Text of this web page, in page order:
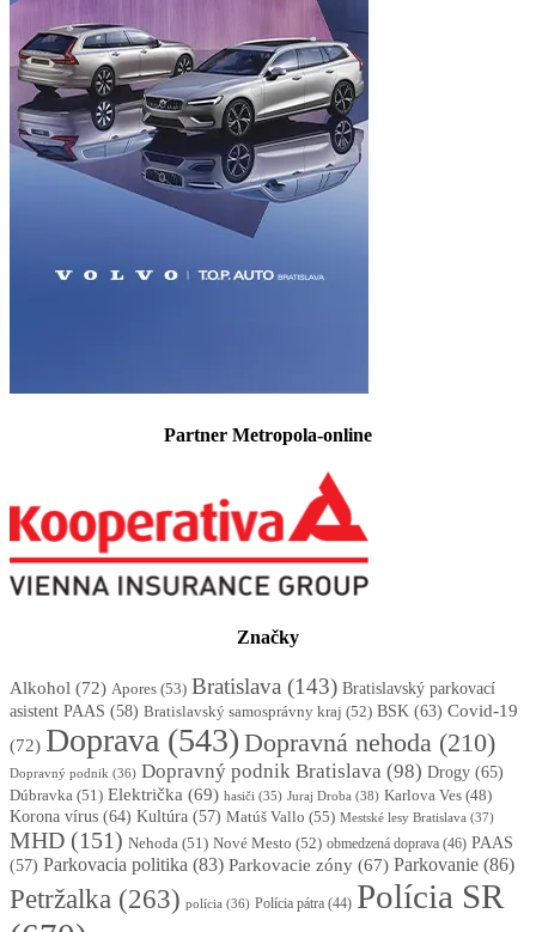
Partner Metropola-online
Značky
Alkohol (72) Apores (53) Bratislava (143) Bratislavský parkovací
asistent PAAS (58) Bratislavský samosprávny kraj (52) BSK (63) Covid-19
(72) Doprava (543) Dopravná nehoda (210)
Dopravný podnik (36) Dopravný podnik Bratislava (98) Drogy (65)
Dúbravka (51) Električka (69) hasiči (35) Juraj Droba (38) Karlova Ves (48)
Korona vírus (64) Kultúra (57) Matúš Vallo (55) Mestské lesy Bratislava (37)
MHD (151) Nehoda (51) Nové Mesto (52) obmedzená doprava (46) PAAS
(57) Parkovacia politika (83) Parkovacie zóny (67) Parkovanie (86)
Petržalka (263) polícia (36) Polícia pátra (44) Polícia SR